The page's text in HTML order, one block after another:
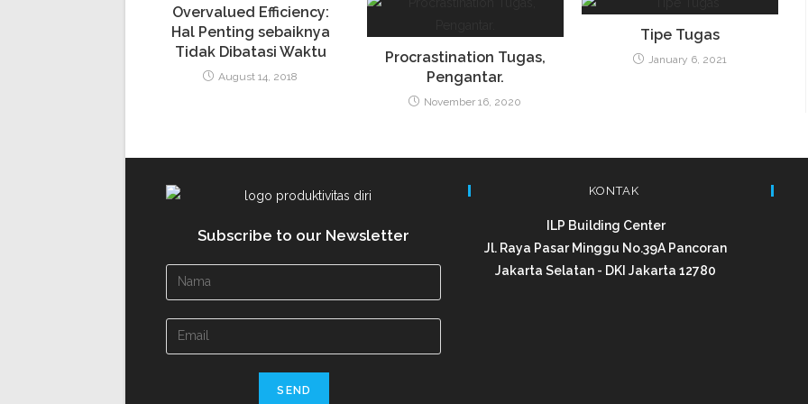
Overvalued Efficiency:
Hal Penting sebaiknya
Tidak Dibatasi Waktu
August 14, 2018
Procrastination Tugas,
Pengantar.
November 16, 2020
Tipe Tugas
January 6, 2021
Subscribe to our Newsletter
KONTAK
ILP Building Center
Jl. Raya Pasar Minggu No.39A Pancoran
Jakarta Selatan - DKI Jakarta 12780